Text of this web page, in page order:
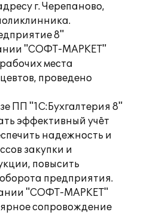
г. Черепаново,
8"
"СОФТ-МАРКЕТ"
места
проведено
ПП "1С:Бухгалтерия 8"
эффективный учёт
надежность и
закупки и
повысить
предприятия.
"СОФТ-МАРКЕТ"
сопровождение